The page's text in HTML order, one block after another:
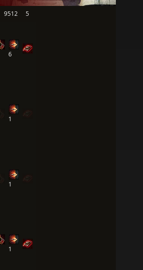
9512 5
6
1
1
1